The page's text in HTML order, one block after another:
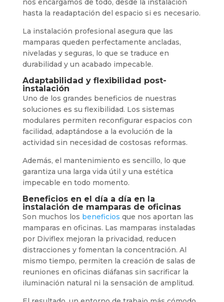
nos encargamos de todo, desde la instalación
hasta la readaptación del espacio si es necesario.
La instalación profesional asegura que las
mamparas queden perfectamente ancladas,
niveladas y seguras, lo que se traduce en
durabilidad y un acabado impecable.
Adaptabilidad y flexibilidad post-
instalación
Uno de los grandes beneficios de nuestras
soluciones es su flexibilidad. Los sistemas
modulares permiten reconfigurar espacios con
facilidad, adaptándose a la evolución de la
actividad sin necesidad de costosas reformas.
Además, el mantenimiento es sencillo, lo que
garantiza una larga vida útil y una estética
impecable en todo momento.
Beneficios en el día a día en la
instalación de mamparas de oficinas
Son muchos los beneficios que nos aportan las
mamparas en oficinas. Las mamparas instaladas
por Diviflex mejoran la privacidad, reducen
distracciones y fomentan la concentración. Al
mismo tiempo, permiten la creación de salas de
reuniones en oficinas diáfanas sin sacrificar la
iluminación natural ni la sensación de amplitud.